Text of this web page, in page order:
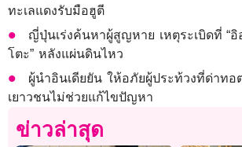
ทะเลแดงรับมือฮูตี
ญี่ปุ่นเร่งค้นหาผู้สูญหาย เหตุระเบิดที่ “
โตะ” หลังแผ่นดินไหว
ผู้นำอินเดียยัน ให้อภัยผู้ประท้วงที่ด่าทอ
เยาวชนไม่ช่วยแก้ไขปัญหา
ข่าวล่าสุด